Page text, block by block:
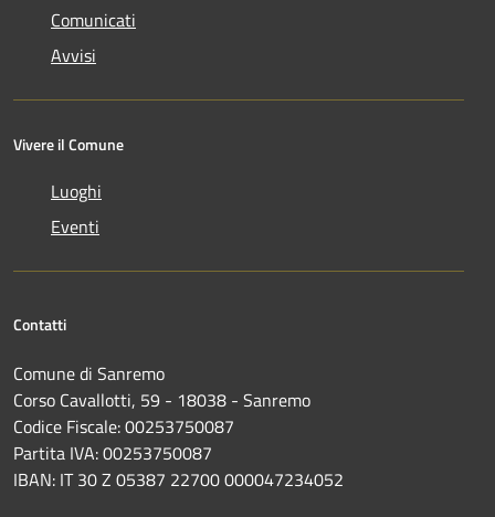
Comunicati
Avvisi
Vivere il Comune
Luoghi
Eventi
Contatti
Comune di Sanremo
Corso Cavallotti, 59 - 18038 - Sanremo
Codice Fiscale: 00253750087
Partita IVA: 00253750087
IBAN: IT 30 Z 05387 22700 000047234052